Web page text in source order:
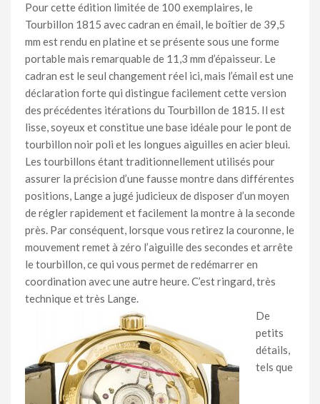
Pour cette édition limitée de 100 exemplaires, le
Tourbillon 1815 avec cadran en émail, le boîtier de 39,5
mm est rendu en platine et se présente sous une forme
portable mais remarquable de 11,3 mm d’épaisseur. Le
cadran est le seul changement réel ici, mais l’émail est une
déclaration forte qui distingue facilement cette version
des précédentes itérations du Tourbillon de 1815. Il est
lisse, soyeux et constitue une base idéale pour le pont de
tourbillon noir poli et les longues aiguilles en acier bleui.
Les tourbillons étant traditionnellement utilisés pour
assurer la précision d’une fausse montre dans différentes
positions, Lange a jugé judicieux de disposer d’un moyen
de régler rapidement et facilement la montre à la seconde
près. Par conséquent, lorsque vous retirez la couronne, le
mouvement remet à zéro l’aiguille des secondes et arrête
le tourbillon, ce qui vous permet de redémarrer en
coordination avec une autre heure. C’est ringard, très
technique et très Lange.
De
petits
détails,
tels que